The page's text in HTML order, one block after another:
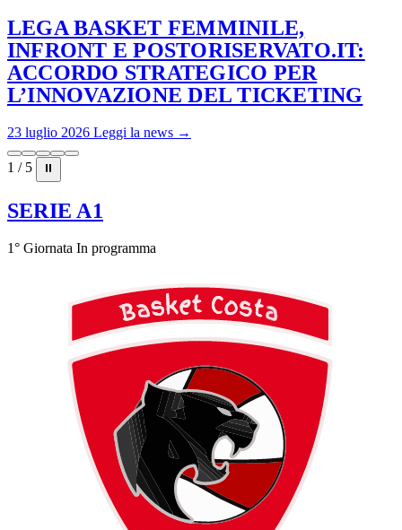
LEGA BASKET FEMMINILE,
INFRONT E POSTORISERVATO.IT:
ACCORDO STRATEGICO PER
L’INNOVAZIONE DEL TICKETING
23 luglio 2026 Leggi la news →
1 / 5 ⏸
SERIE A1
1° Giornata In programma